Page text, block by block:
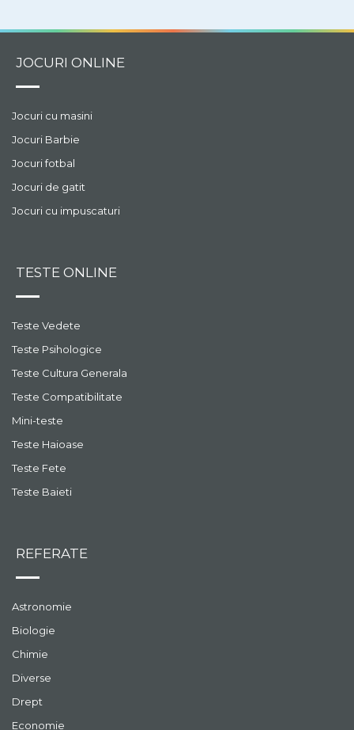
JOCURI ONLINE
Jocuri cu masini
Jocuri Barbie
Jocuri fotbal
Jocuri de gatit
Jocuri cu impuscaturi
TESTE ONLINE
Teste Vedete
Teste Psihologice
Teste Cultura Generala
Teste Compatibilitate
Mini-teste
Teste Haioase
Teste Fete
Teste Baieti
REFERATE
Astronomie
Biologie
Chimie
Diverse
Drept
Economie